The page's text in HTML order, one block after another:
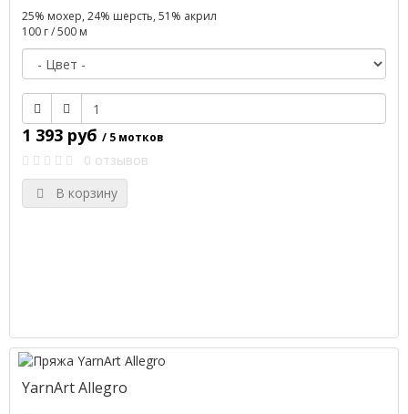
25% мохер, 24% шерсть, 51% акрил
100 г / 500 м
1 393 руб / 5 мотков
0 отзывов
В корзину
YarnArt Allegro